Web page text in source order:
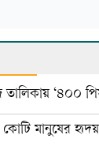
তালিকায় ‘৪০০
মানুষের